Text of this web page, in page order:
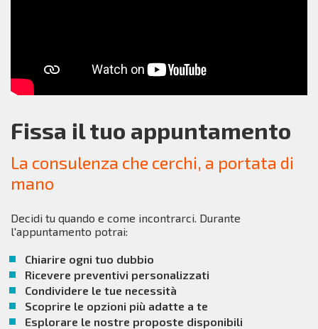
Fissa il tuo appuntamento
La consulenza che cerchi, a portata di
mano
Decidi tu quando e come incontrarci. Durante
l'appuntamento potrai:
Chiarire ogni tuo dubbio
Ricevere preventivi personalizzati
Condividere le tue necessità
Scoprire le opzioni più adatte a te
Esplorare le nostre proposte disponibili